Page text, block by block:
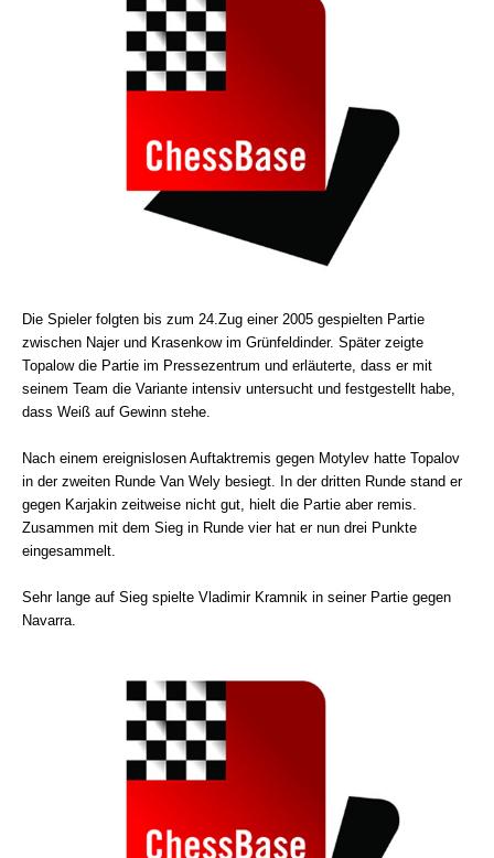
Die Spieler folgten bis zum 24.Zug einer 2005 gespielten Partie
zwischen Najer und Krasenkow im Grünfeldinder. Später zeigte
Topalow die Partie im Pressezentrum und erläuterte, dass er mit
seinem Team die Variante intensiv untersucht und festgestellt habe,
dass Weiß auf Gewinn stehe.
Nach einem ereignislosen Auftaktremis gegen Motylev hatte Topalov
in der zweiten Runde Van Wely besiegt. In der dritten Runde stand er
gegen Karjakin zeitweise nicht gut, hielt die Partie aber remis.
Zusammen mit dem Sieg in Runde vier hat er nun drei Punkte
eingesammelt.
Sehr lange auf Sieg spielte Vladimir Kramnik in seiner Partie gegen
Navarra.